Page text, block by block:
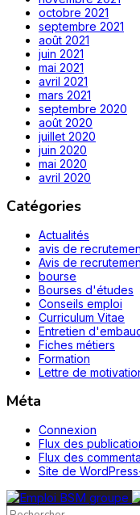
octobre 2021
septembre 2021
août 2021
juin 2021
mai 2021
avril 2021
mars 2021
septembre 2020
août 2020
juillet 2020
juin 2020
mai 2020
avril 2020
Catégories
Actualités
avis de
Avis de
bourse
Bourses d'études
Conseils emploi
Curriculum Vitae
Entretien
Fiches métiers
Formation
Lettre de
Méta
Connexion
Flux des
Flux des
Site de